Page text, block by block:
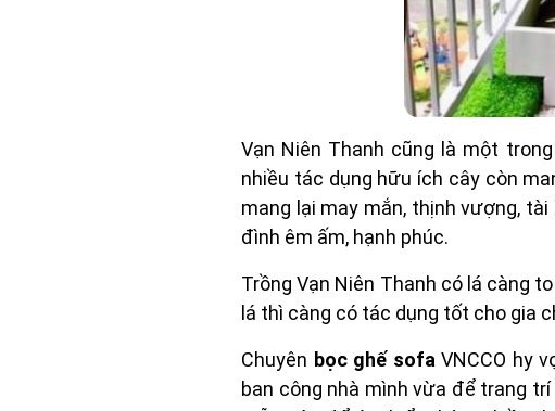
Vạn Niên Thanh cũng là một
nhiều tác dụng hữu ích cây còn
mang lại may mắn, thịnh vượng,
đình êm ấm, hạnh phúc.
Trồng Vạn Niên Thanh có lá càng
lá thì càng có tác dụng tốt cho gia
Chuyên bọc ghế sofa VNCCO hy
ban công nhà mình vừa để trang